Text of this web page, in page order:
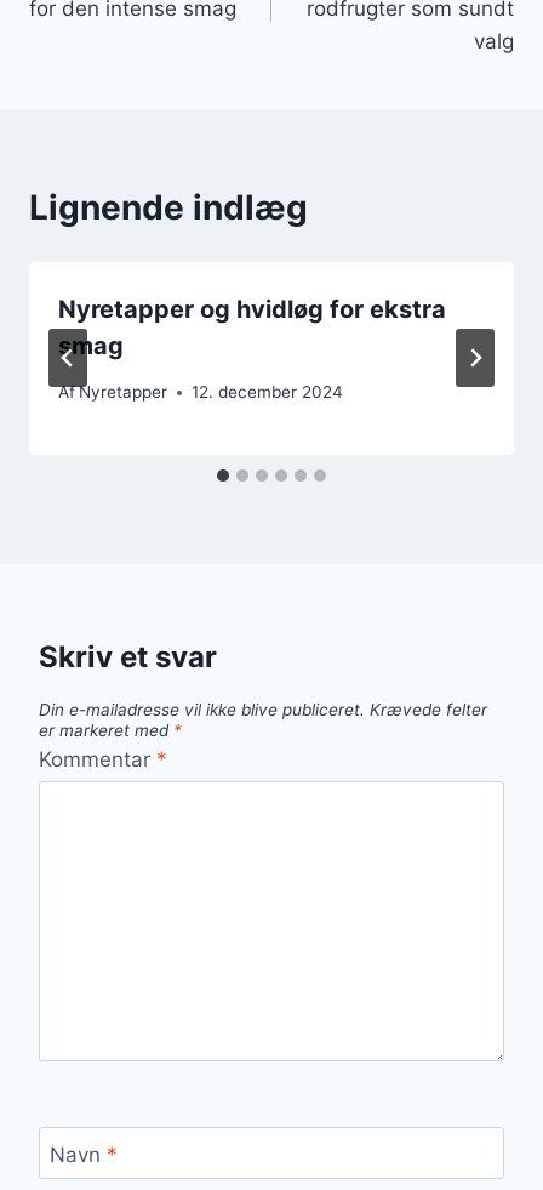
for den intense smag
rodfrugter som sundt
valg
Lignende indlæg
Nyretapper og hvidløg for ekstra
smag
AfNyretapper 12. december 2024
Skriv et svar
Din e-mailadresse vil ikke blive publiceret. Krævede felter
er markeret med *
Kommentar *
Navn *